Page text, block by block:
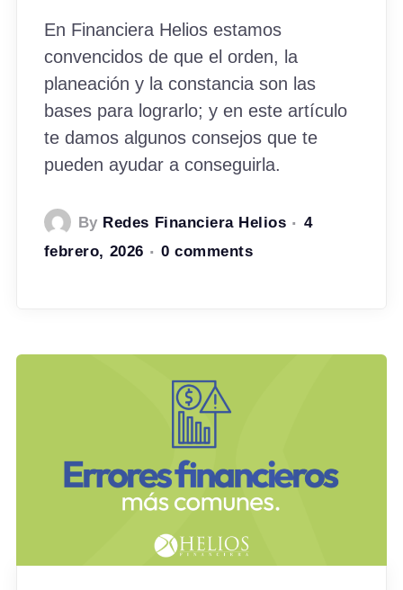
En Financiera Helios estamos
convencidos de que el orden, la
planeación y la constancia son las
bases para lograrlo; y en este artículo
te damos algunos consejos que te
pueden ayudar a conseguirla.
By Redes Financiera Helios
4
febrero, 2026
0 comments